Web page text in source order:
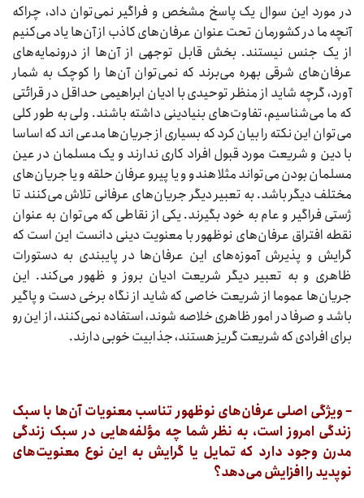
در مورد این سوال یک پاسخ مشخص و فراگیر نمی‌توان داد، چراکه
آنچه ما در کشورمان تحت عنوان عرفان‌های کاذب از آن‌ها یاد می‌کنیم
از یک جنس نیستند. بخش قابل توجهی از آن‌ها از درونمایه‌های
عرفان‌های شرقی بهره می‌برند که نمی‌توان آن‌ها را کوچک به شمار
آورد، گرچه شاید از منظر توحیدی با ادیان ابراهیمی حداقل در قرائتی
که ما می‌شناسیم، تفاوت‌های بنیادینی داشته باشند. ولی به طور کلی
می‌توان این نکته را بیان کرد که بسیاری از جریان‌ها مدعی اند که اساسا
با دین و شریعت مورد قبول افراد کاری ندارند و یک مسلمان در عین
مسلمان بودن می‌تواند مثلا هندو و یا پیرو عرفان حلقه و یا جریان‌های
مختلف دیگر باشد. به تعبیر دیگر جریان‌های عرفانی تلاش می‌کنند تا
ژستی فراگیر و عام به خود بگیرند. یکی از نقاطی که می‌توان به عنوان
نقطه افتراق عرفان‌های نوظهور با معنویت دینی دانست این است که
گرایش و پذیرش آموزه‌های این عرفان‌ها در پایبندی به دستورات
ظاهری و به تعبیر دیگر شریعت ادیان بروز و ظهور می‌کند. این
جریان‌ها عموما از شریعت خاصی که شاید از نگاه برخی دست و پاگیر
باشد و صرفا در امور ظاهری خلاصه شوند، استفاده نمی‌کنند، از این رو
برای افرادی که شریعت گریز هستند، جذابیت خوبی دارند.
– ویژگی اصلی عرفان‌های نوظهور تناسب معنویات آن‌ها با سبک
زندگی امروز است، به نظر شما چه مؤلفه‌هایی در سبک زندگی
مدرن وجود دارد که تمایل یا گرایش به این نوع معنویت‌های
نوپدید را افزایش می‌دهد؟